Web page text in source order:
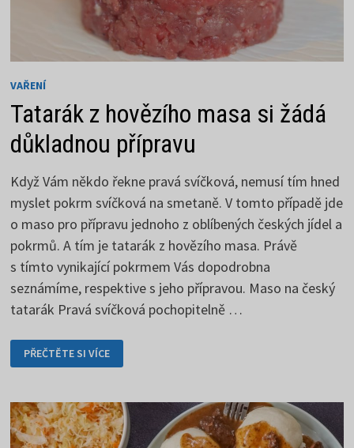
VAŘENÍ
Tatarák z hovězího masa si žádá
důkladnou přípravu
Když Vám někdo řekne pravá svíčková, nemusí tím hned
myslet pokrm svíčková na smetaně. V tomto případě jde
o maso pro přípravu jednoho z oblíbených českých jídel a
pokrmů. A tím je tatarák z hovězího masa. Právě
s tímto vynikající pokrmem Vás dopodrobna
seznámíme, respektive s jeho přípravou. Maso na český
tatarák Pravá svíčková pochopitelně …
TATARÁK
Z
HOVĚZÍHO
ŽÁDÁ
DŮKLADNOU
PŘÍPRAVU
PŘEČTĚTE SI VÍCE